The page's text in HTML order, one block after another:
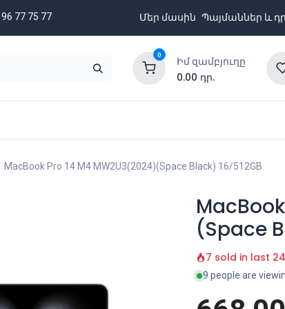
77 75 77 Մեր մասին Պայմաններ և
0
Իմ զամբյուղը
0.00 դր.
MacBook Pro 14 M4 MW2U3(2024)(Space Black) 16/512GB
(Space
7 sold in last
9 people are